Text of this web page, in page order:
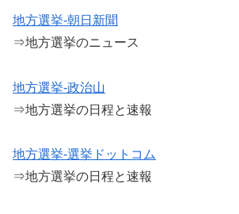
地方選挙-朝日新聞
⇒地方選挙のニュース
地方選挙-政治山
⇒地方選挙の日程と速報
地方選挙-選挙ドットコム
⇒地方選挙の日程と速報